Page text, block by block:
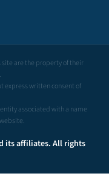
are the property of their
express written consent of
associated with a name
its affiliates. All rights